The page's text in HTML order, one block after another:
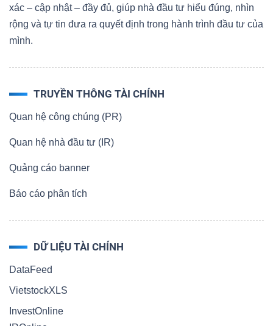
xác – cập nhật – đầy đủ, giúp nhà đầu tư hiểu đúng, nhìn
rộng và tự tin đưa ra quyết định trong hành trình đầu tư của
mình.
TRUYỀN THÔNG TÀI CHÍNH
Quan hệ công chúng (PR)
Quan hệ nhà đầu tư (IR)
Quảng cáo banner
Báo cáo phân tích
DỮ LIỆU TÀI CHÍNH
DataFeed
VietstockXLS
InvestOnline